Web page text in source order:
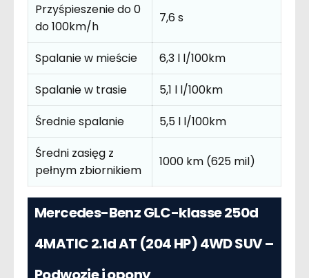
Przyśpieszenie do 0
do 100km/h
7,6 s
Spalanie w mieście
6,3 l l/100km
Spalanie w trasie
5,1 l l/100km
Średnie spalanie
5,5 l l/100km
Średni zasięg z
pełnym zbiornikiem
1000 km (625 mil)
Mercedes-Benz GLC-klasse 250d
4MATIC 2.1d AT (204 HP) 4WD SUV –